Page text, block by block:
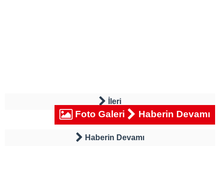
İleri
Foto Galeri Haberin Devamı
Haberin Devamı